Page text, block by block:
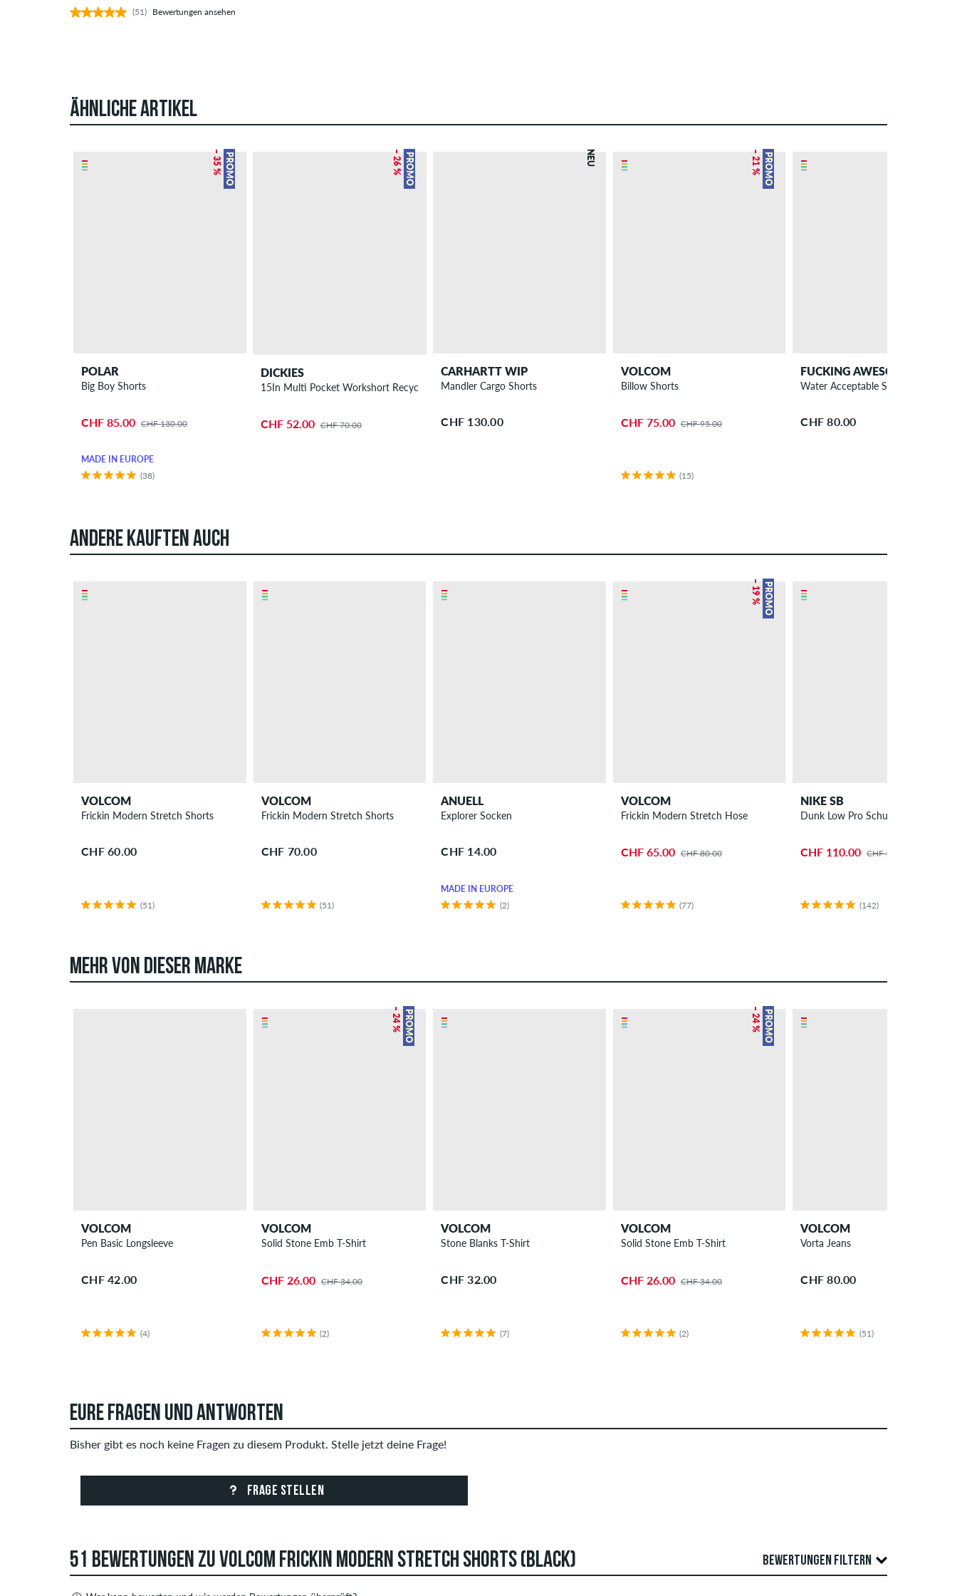
(51) Bewertungen ansehen
ÄHNLICHE ARTIKEL
PROMO
– 35 %
POLAR
Big Boy Shorts
CHF 85.00 CHF 130.00
MADE IN EUROPE
(38)
PROMO
– 26 %
DICKIES
15In Multi Pocket Workshort Recycled Shorts
CHF 52.00 CHF 70.00
NEU
CARHARTT WIP
Mandler Cargo Shorts
CHF 130.00
PROMO
– 21 %
VOLCOM
Billow Shorts
CHF 75.00 CHF 95.00
(15)
FUCKING AWESOME
Water Acceptable Shorts
CHF 80.00
ANDERE KAUFTEN AUCH
VOLCOM
Frickin Modern Stretch Shorts
CHF 60.00
(51)
VOLCOM
Frickin Modern Stretch Shorts
CHF 70.00
(51)
ANUELL
Explorer Socken
CHF 14.00
MADE IN EUROPE
(2)
PROMO
– 19 %
VOLCOM
Frickin Modern Stretch Hose
CHF 65.00 CHF 80.00
(77)
NIKE SB
Dunk Low Pro Schuh
CHF 110.00 CHF 120.00
(142)
MEHR VON DIESER MARKE
VOLCOM
Pen Basic Longsleeve
CHF 42.00
(4)
PROMO
– 24 %
VOLCOM
Solid Stone Emb T-Shirt
CHF 26.00 CHF 34.00
(2)
VOLCOM
Stone Blanks T-Shirt
CHF 32.00
(7)
PROMO
– 24 %
VOLCOM
Solid Stone Emb T-Shirt
CHF 26.00 CHF 34.00
(2)
VOLCOM
Vorta Jeans
CHF 80.00
(51)
EURE FRAGEN UND ANTWORTEN
Bisher gibt es noch keine Fragen zu diesem Produkt. Stelle jetzt deine Frage!
FRAGE STELLEN
51 BEWERTUNGEN ZU VOLCOM FRICKIN MODERN STRETCH SHORTS (BLACK) BEWERTUNGEN FILTERN